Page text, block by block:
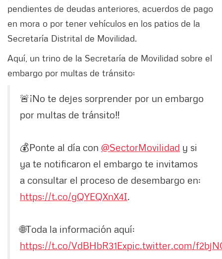
pendientes de deudas anteriores, acuerdos de pago
en mora o por tener vehículos en los patios de la
Secretaría Distrital de Movilidad.
Aquí, un trino de la Secretaría de Movilidad sobre el
embargo por multas de tránsito:
🚨¡No te dejes sorprender por un embargo
por multas de tránsito‼️
💰Ponte al día con @SectorMovilidad y si
ya te notificaron el embargo te invitamos
a consultar el proceso de desembargo en:
https://t.co/gQYEQXnX4I.
🌐Toda la información aquí:
https://t.co/VdBHbR31Expic.twitter.com/